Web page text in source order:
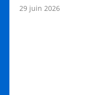
29 juin 2026